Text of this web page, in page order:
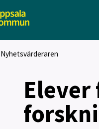
Nyhetsvärderaren
Elever